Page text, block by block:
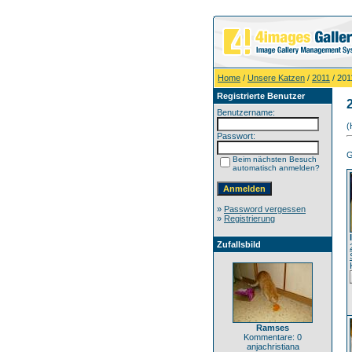
Home / Unsere Katzen / 2011 /
Registrierte Benutzer
Benutzername:
Passwort:
Beim nächsten Besuch
automatisch anmelden?
» Password vergessen
» Registrierung
Zufallsbild
Ramses
Kommentare: 0
anjachristiana